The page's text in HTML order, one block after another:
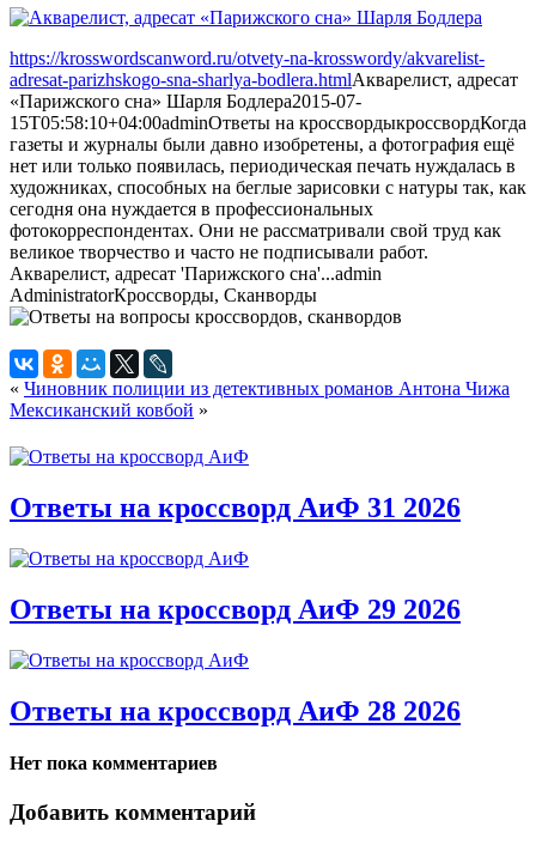
https://krosswordscanword.ru/otvety-na-krosswordy/akvarelist-
adresat-parizhskogo-sna-sharlya-bodlera.htmlАкварелист, адресат
«Парижского сна» Шарля Бодлера2015-07-
15T05:58:10+04:00adminОтветы на кроссвордыкроссвордКогда
газеты и журналы были давно изобретены, а фотография ещё
нет или только появилась, периодическая печать нуждалась в
художниках, способных на беглые зарисовки с натуры так, как
сегодня она нуждается в профессиональных
фотокорреспондентах. Они не рассматривали свой труд как
великое творчество и часто не подписывали работ.
Акварелист, адресат 'Парижского сна'...admin
AdministratorКроссворды, Сканворды
« Чиновник полиции из детективных романов Антона Чижа
Мексиканский ковбой »
Ответы на кроссворд АиФ 31 2026
Ответы на кроссворд АиФ 29 2026
Ответы на кроссворд АиФ 28 2026
Нет пока комментариев
Добавить комментарий